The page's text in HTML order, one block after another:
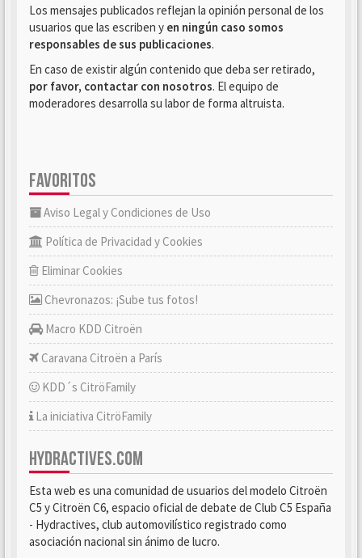
Los mensajes publicados reflejan la opinión personal de los
usuarios que las escriben y en ningún caso somos
responsables de sus publicaciones.
En caso de existir algún contenido que deba ser retirado,
por favor, contactar con nosotros. El equipo de
moderadores desarrolla su labor de forma altruista.
FAVORITOS
Aviso Legal y Condiciones de Uso
Política de Privacidad y Cookies
Eliminar Cookies
Chevronazos: ¡Sube tus fotos!
Macro KDD Citroën
Caravana Citroën a París
KDD´s CitröFamily
La iniciativa CitröFamily
HYDRACTIVES.COM
Esta web es una comunidad de usuarios del modelo Citroën
C5 y Citroën C6, espacio oficial de debate de Club C5 España
- Hydractives, club automovilístico registrado como
asociación nacional sin ánimo de lucro.